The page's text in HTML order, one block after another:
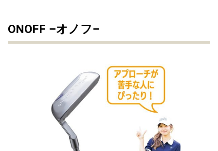
ONOFF –オノフ–